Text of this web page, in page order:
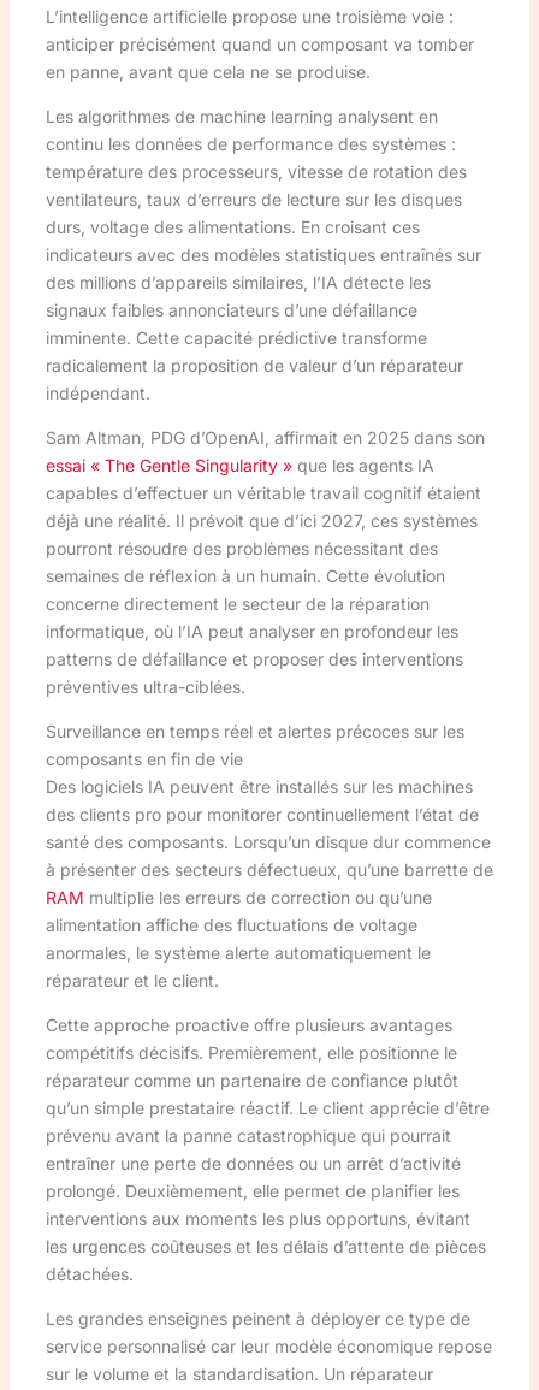
L’intelligence artificielle propose une troisième voie :
anticiper précisément quand un composant va tomber
en panne, avant que cela ne se produise.
Les algorithmes de machine learning analysent en
continu les données de performance des systèmes :
température des processeurs, vitesse de rotation des
ventilateurs, taux d’erreurs de lecture sur les disques
durs, voltage des alimentations. En croisant ces
indicateurs avec des modèles statistiques entraînés sur
des millions d’appareils similaires, l’IA détecte les
signaux faibles annonciateurs d’une défaillance
imminente. Cette capacité prédictive transforme
radicalement la proposition de valeur d’un réparateur
indépendant.
Sam Altman, PDG d’OpenAI, affirmait en 2025 dans son
essai « The Gentle Singularity »que les agents IA
capables d’effectuer un véritable travail cognitif étaient
déjà une réalité. Il prévoit que d’ici 2027, ces systèmes
pourront résoudre des problèmes nécessitant des
semaines de réflexion à un humain. Cette évolution
concerne directement le secteur de la réparation
informatique, où l’IA peut analyser en profondeur les
patterns de défaillance et proposer des interventions
préventives ultra-ciblées.
Surveillance en temps réel et alertes précoces sur les
composants en fin de vie
Des logiciels IA peuvent être installés sur les machines
des clients pro pour monitorer continuellement l’état de
santé des composants. Lorsqu’un disque dur commence
à présenter des secteurs défectueux, qu’une barrette de
RAM multiplie les erreurs de correction ou qu’une
alimentation affiche des fluctuations de voltage
anormales, le système alerte automatiquement le
réparateur et le client.
Cette approche proactive offre plusieurs avantages
compétitifs décisifs. Premièrement, elle positionne le
réparateur comme un partenaire de confiance plutôt
qu’un simple prestataire réactif. Le client apprécie d’être
prévenu avant la panne catastrophique qui pourrait
entraîner une perte de données ou un arrêt d’activité
prolongé. Deuxièmement, elle permet de planifier les
interventions aux moments les plus opportuns, évitant
les urgences coûteuses et les délais d’attente de pièces
détachées.
Les grandes enseignes peinent à déployer ce type de
service personnalisé car leur modèle économique repose
sur le volume et la standardisation. Un réparateur